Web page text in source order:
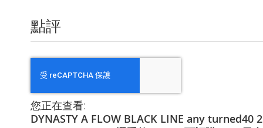
點評
您正在查看:
DYNASTY A FLOW BLACK LINE any turned40